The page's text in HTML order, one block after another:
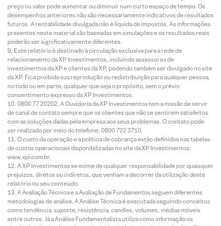
preço ou valor pode aumentar ou diminuir num curto espaço de tempo. Os
desempenhos anteriores não são necessariamente indicativos de resultados
futuros. A rentabilidade divulgada não é líquida de impostos. As informações
presentes neste material são baseadas em simulações e os resultados reais
poderão ser significativamente diferentes.
Este relatório é destinado à circulação exclusiva para a rede de
relacionamento da XP Investimentos, incluindo assessores de
investimentos da XP e clientes da XP, podendo também ser divulgado no site
da XP. Fica proibida sua reprodução ou redistribuição para qualquer pessoa,
no todo ou em parte, qualquer que seja o propósito, sem o prévio
consentimento expresso da XP Investimentos.
0800 77 20202. A Ouvidoria da XP Investimentos tem a missão de servir
de canal de contato sempre que os clientes que não se sentirem satisfeitos
com as soluções dadas pela empresa aos seus problemas. O contato pode
ser realizado por meio do telefone: 0800 722 3710.
O custo da operação e a política de cobrança estão definidos nas tabelas
de custos operacionais disponibilizadas no site da XP Investimentos:
www.xpi.com.br.
A XP Investimentos se exime de qualquer responsabilidade por quaisquer
prejuízos, diretos ou indiretos, que venham a decorrer da utilização deste
relatório ou seu conteúdo.
A Avaliação Técnica e a Avaliação de Fundamentos seguem diferentes
metodologias de análise. A Análise Técnica é executada seguindo conceitos
como tendência, suporte, resistência, candles, volumes, médias móveis
entre outros. Já a Análise Fundamentalista utiliza como informação os